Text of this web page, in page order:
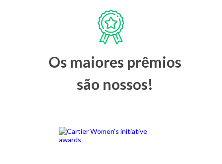
Os maiores prêmios
são nossos!